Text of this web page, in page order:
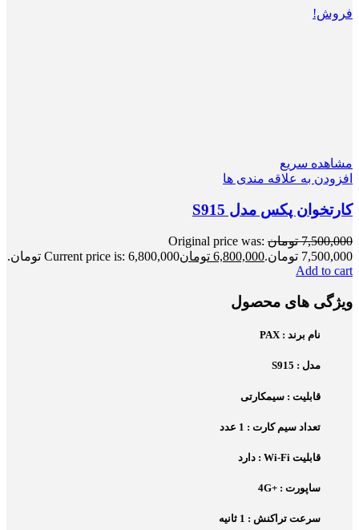
فروش!
مشاهده سریع
افزودن به علاقه مندی ها
کارتخوان پکس مدل S915
7,500,000 تومان Original price was:
7,500,000 تومان.
6,800,000 تومانCurrent price is: 6,800,000 تومان.
Add to cart
ویژگی های محصول
نام برند : PAX
مدل : S915
قابلیت : سیمکارتی
تعداد سیم کارت : 1 عدد
قابلیت Wi-Fi : دارد
ساپورت : +4G
سرعت تراکنش : 1 ثانیه